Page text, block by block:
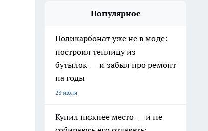
Популярное
Поликарбонат уже не в моде:
построил теплицу из
бутылок — и забыл про ремонт
на годы
23 июля
Купил нижнее место — и не